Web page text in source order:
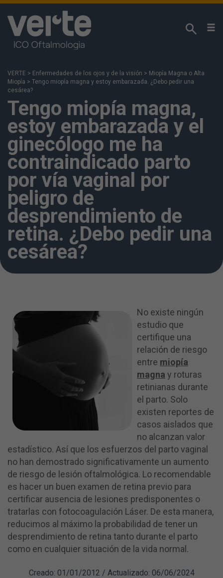
VERTE > Enfermedades de los ojos y de la visión > Miopía Magna o Alta
Miopía > Tengo miopía magna y estoy embarazada. ¿Debo pedir una
cesárea?
Tengo miopía magna,
estoy embarazada y el
ginecólogo me ha
contraindicado parto
por vía vaginal por
peligro de
desprendimiento de
retina. ¿Debo pedir una
cesárea?
No existe ningún
estudio que
certifique una
relación de riesgo
entre miopía
magna y roturas
retinianas durante
el parto. Solo
existen reportes de
casos aislados que
no alcanzan valor
estadístico. Así que los esfuerzos del parto vaginal
no han demostrado significativamente un aumento
de riesgo de lesión oftalmológica. Lo recomendable
es hacer un buen examen de retina previo para
certificar ausencia de lesiones predisponentes o
tratarlas con fotocoagulación Láser. De esta manera,
reducimos al máximo la probabilidad de tener un
desprendimiento de retina tanto durante el parto
como en cualquier situación de la vida normal.
Creado: 01/01/2012 / Actualizado: 06/06/2024
¡Respetamos su privacidad!
para analizar sus hábitos de navegación y poder
ofrecerle nuestros contenidos en función de sus
intereses. Puede acceda a nuestra
Cookiespara más información. Si pulsa “Aceptar”
se entiende que ha sido informado y acepta la
instalación y uso de las cookies. También puede
configurarlas o rechazar su uso pulsando en “Más
información”.
MÁS INFORMACIÓN
ACEPTAR